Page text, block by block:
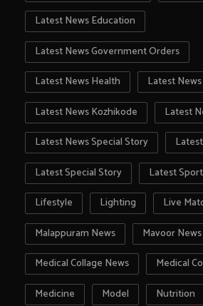
Latest News Education
Latest News Government Orders
Latest News Health
Latest News
Latest News Kozhikode
Latest
Latest News Special Story
Latest Special Story
Latest
Lifestyle
Lighting
Live
Malappuram News
Mavoor News
Medical Collage News
Medical
Medicine
Model Nutrition